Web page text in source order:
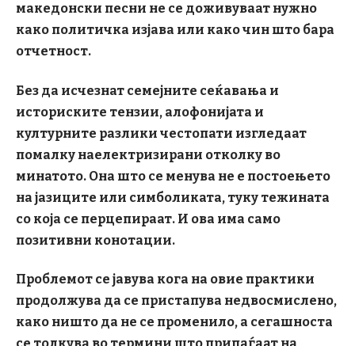
македонски песни не се доживуваат нужно
како политичка изјава или како чин што бара
отчетност.
Без да исчезнат семејните сеќавања и
историските тензии, алофонијата и
културните разлики честопати изгледаат
помалку наелектризирани отколку во
минатото. Она што се менува не е постоењето
на јазиците или симболиката, туку тежината
со која се перцепираат. И ова има само
позитивни конотации.
Проблемот се јавува кога на овие практики
продолжува да се пристапува недвосмислено,
како ништо да не се променило, а сегашноста